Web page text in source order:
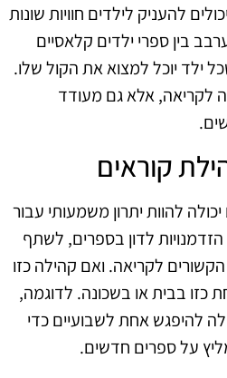
להעניק לילדים חוויות שונות
בין ספרי ילדים קלאסיים
ילד יוכל למצוא את הקול שלו.
לקריאה, אלא גם מעודד
קוראים
להוות יתרון משמעותי עבור
לדון בספרים, לשתף
לקריאה. ואם קהילה כזו
כזו בבית או בשכונה. לדוגמה,
להיפגש אחת לשבועיים כדי
על ספרים חדשים.